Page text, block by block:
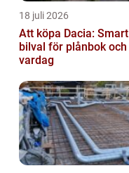
18 juli 2026
Att köpa Dacia: Smart
bilval för plånbok och
vardag